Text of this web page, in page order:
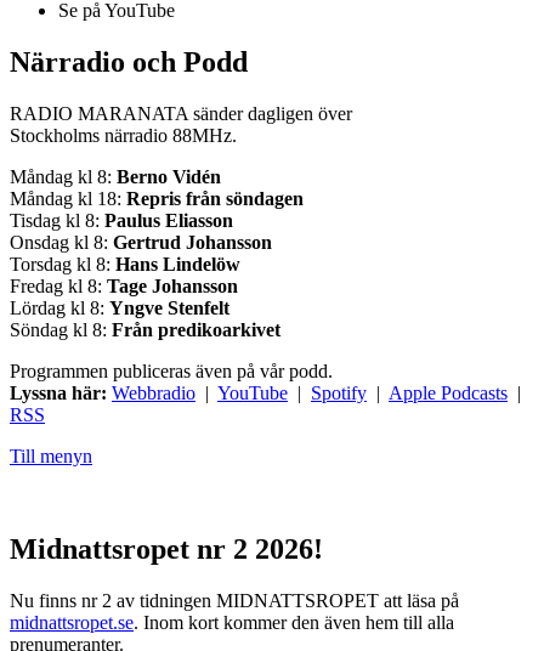
Se på YouTube
Närradio och Podd
RADIO MARANATA sänder dagligen över
Stockholms närradio 88MHz.
Måndag kl 8: Berno Vidén
Måndag kl 18: Repris från söndagen
Tisdag kl 8: Paulus Eliasson
Onsdag kl 8: Gertrud Johansson
Torsdag kl 8: Hans Lindelöw
Fredag kl 8: Tage Johansson
Lördag kl 8: Yngve Stenfelt
Söndag kl 8: Från predikoarkivet
Programmen publiceras även på vår podd.
Lyssna här: Webbradio | YouTube | Spotify | Apple Podcasts |
RSS
Till menyn
Midnattsropet nr 2 2026!
Nu finns nr 2 av tidningen MIDNATTSROPET att läsa på
midnattsropet.se. Inom kort kommer den även hem till alla
prenumeranter.